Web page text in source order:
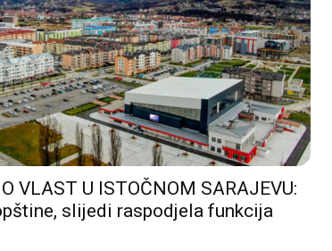
VLAST U ISTOČNOM SARAJEVU:
slijedi raspodjela funkcija